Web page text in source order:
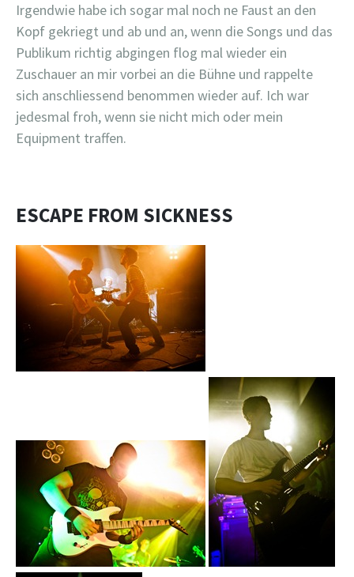
Irgendwie habe ich sogar mal noch ne Faust an den
Kopf gekriegt und ab und an, wenn die Songs und das
Publikum richtig abgingen flog mal wieder ein
Zuschauer an mir vorbei an die Bühne und rappelte
sich anschliessend benommen wieder auf. Ich war
jedesmal froh, wenn sie nicht mich oder mein
Equipment traffen.
ESCAPE FROM SICKNESS